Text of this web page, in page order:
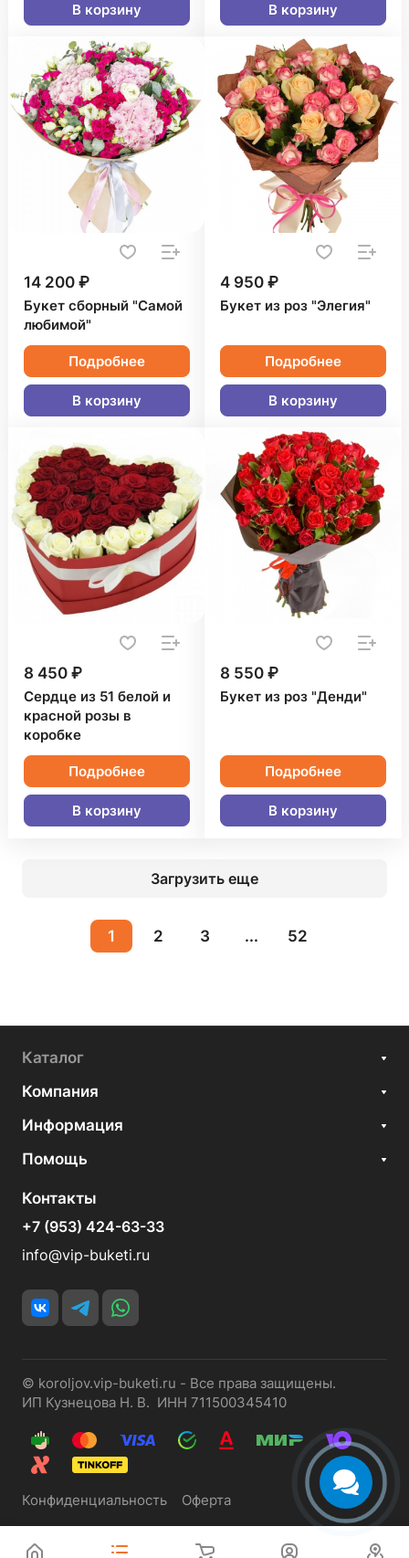
В корзину В корзину
14 200 ₽
Букет сборный "Самой
любимой"
Подробнее
В корзину
4 950 ₽
Букет из роз "Элегия"
Подробнее
В корзину
8 450 ₽
Сердце из 51 белой и
красной розы в
коробке
Подробнее
В корзину
8 550 ₽
Букет из роз "Денди"
Подробнее
В корзину
Загрузить еще
1 2 3 ... 52
Каталог
Компания
Информация
Помощь
Контакты
+7 (953) 424-63-33
info@vip-buketi.ru
© koroljov.vip-buketi.ru - Все права защищены.
ИП Кузнецова Н. В. ИНН 711500345410
Конфиденциальность Оферта